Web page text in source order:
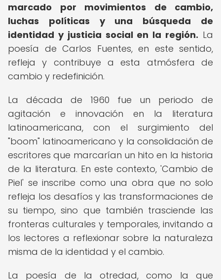
marcado por movimientos de cambio,
luchas políticas y una búsqueda de
identidad y justicia social en la región. La
poesía de Carlos Fuentes, en este sentido,
refleja y contribuye a esta atmósfera de
cambio y redefinición.
La década de 1960 fue un periodo de
agitación e innovación en la literatura
latinoamericana, con el surgimiento del
"boom" latinoamericano y la consolidación de
escritores que marcarían un hito en la historia
de la literatura. En este contexto, 'Cambio de
Piel' se inscribe como una obra que no solo
refleja los desafíos y las transformaciones de
su tiempo, sino que también trasciende las
fronteras culturales y temporales, invitando a
los lectores a reflexionar sobre la naturaleza
misma de la identidad y el cambio.
La poesía de la otredad, como la que